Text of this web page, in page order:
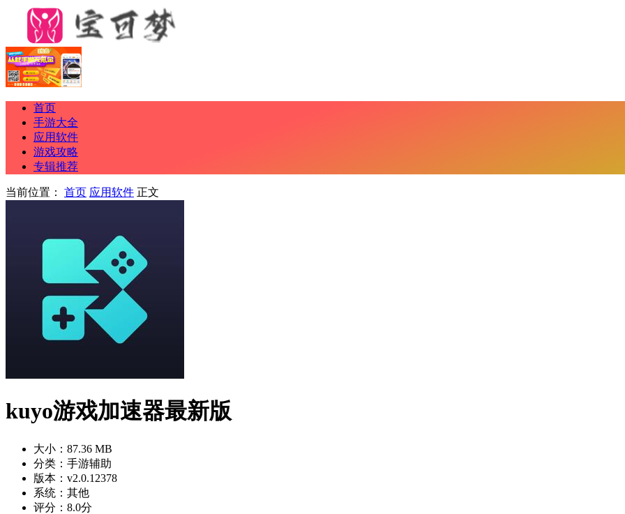
首页
手游大全
应用软件
游戏攻略
专辑推荐
当前位置： 首页 应用软件 正文
kuyo游戏加速器最新版
大小：87.36 MB
分类：手游辅助
版本：v2.0.12378
系统：其他
评分：8.0分